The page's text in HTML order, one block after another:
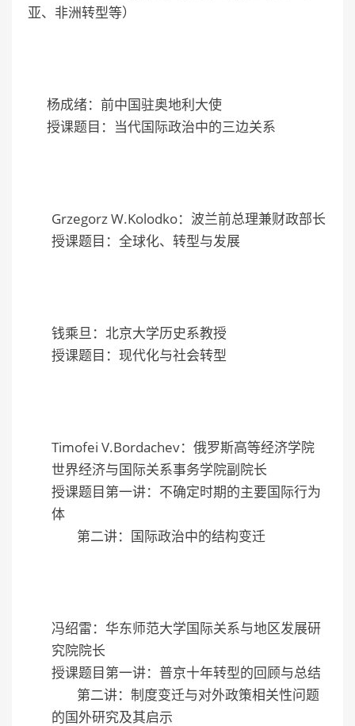
亚、非洲转型等）
杨成绪：前中国驻奥地利大使
授课题目：当代国际政治中的三边关系
Grzegorz W.Kolodko：波兰前总理兼财政部长
授课题目：全球化、转型与发展
钱乘旦：北京大学历史系教授
授课题目：现代化与社会转型
Timofei V.Bordachev：俄罗斯高等经济学院
世界经济与国际关系事务学院副院长
授课题目第一讲：不确定时期的主要国际行为
体
第二讲：国际政治中的结构变迁
冯绍雷：华东师范大学国际关系与地区发展研
究院院长
授课题目第一讲：普京十年转型的回顾与总结
第二讲：制度变迁与对外政策相关性问题
的国外研究及其启示